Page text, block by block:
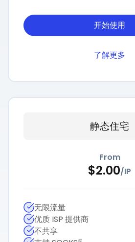
开始使用
了解更多
静态住宅
From
$2.00/IP
无限流量
优质 ISP 提供商
不共享